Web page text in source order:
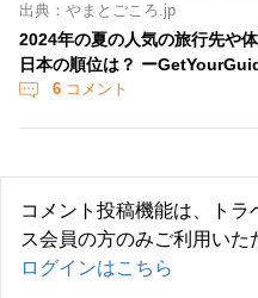
出典：やまとごころ.jp
2024年の夏の人気の旅行先や
日本の順位は？ ー
6 コメント
コメント投稿機能は、ト
ス会員の方のみご利用いた
ログインはこちら